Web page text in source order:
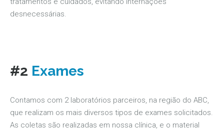
desnecessárias.
#2 Exames
Contamos com 2 laboratórios parceiros, na região do ABC,
que realizam os mais diversos tipos de exames solicitados.
As coletas são realizadas em nossa clínica, e o material